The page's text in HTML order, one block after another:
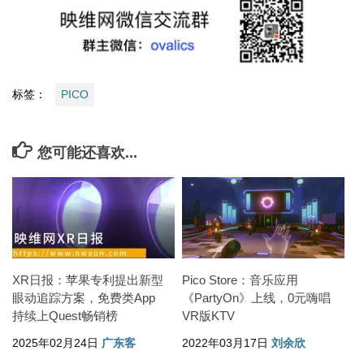
标签： PICO
您可能还喜欢...
XR日报：苹果专利提出新型
眼动追踪方案，免费类App
持续上Quest畅销榜
2025年02月24日 广东客
Pico Store：音乐应用
《PartyOn》上线，0元嗨唱
VR版KTV
2022年03月17日 刘余欣